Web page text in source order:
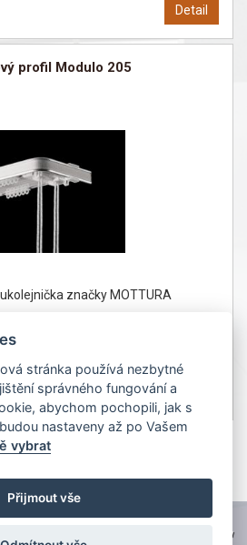
Detail
profil Modulo 205
značky MOTTURA
Detail
1
TOPWEBY - webhosting, domény, tvorba www
stránka používá nezbytné
správného fungování a
abychom pochopili, jak s
nastaveny až po Vašem
vybrat
Přijmout vše